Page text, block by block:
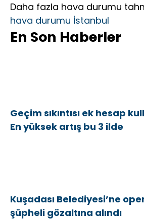
Daha fazla hava durumu
hava durumu İstanbul
En Son Haberler
Geçim sıkıntısı ek hesap
En yüksek artış bu 3 ilde
Kuşadası Belediyesi’ne
şüpheli gözaltına alındı